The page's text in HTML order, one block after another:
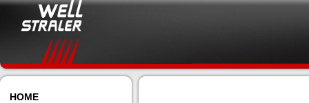
HOME
© 2026 Well Straler |